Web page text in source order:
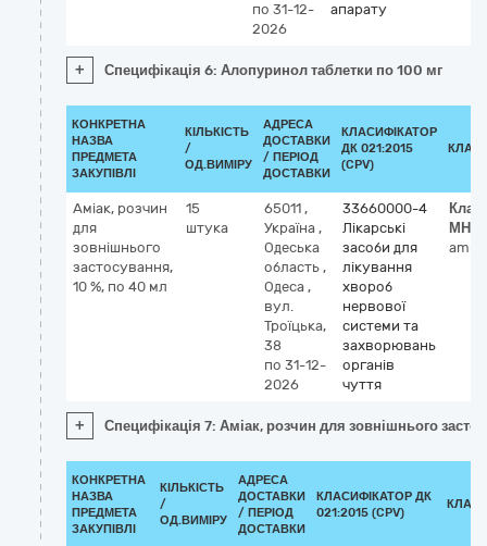
по 31-12-
2026
апарату
+ Специфікація 6: Алопуринол таблетки по 100 мг
КОНКРЕТНА
НАЗВА
ПРЕДМЕТА
ЗАКУПІВЛІ
КІЛЬКІСТЬ
/
ОД.ВИМІРУ
АДРЕСА
ДОСТАВКИ
/ ПЕРІОД
ДОСТАВКИ
КЛАСИФІКАТОР
ДК 021:2015
(CPV)
Аміак, розчин
для
зовнішнього
застосування,
10 %, по 40 мл
15
штука
65011 ,
Україна ,
Одеська
область ,
Одеса ,
вул.
Троїцька,
38
по 31-12-
2026
33660000-4
Лікарські
засоби для
лікування
хвороб
нервової
системи та
захворювань
органів
чуття
МНН
+ Специфікація 7: Аміак, розчин для зовнішнього
КОНКРЕТНА
НАЗВА
ПРЕДМЕТА
ЗАКУПІВЛІ
КІЛЬКІСТЬ
/
ОД.ВИМІРУ
АДРЕСА
ДОСТАВКИ
/ ПЕРІОД
ДОСТАВКИ
КЛАСИФІКАТОР ДК
021:2015 (CPV)